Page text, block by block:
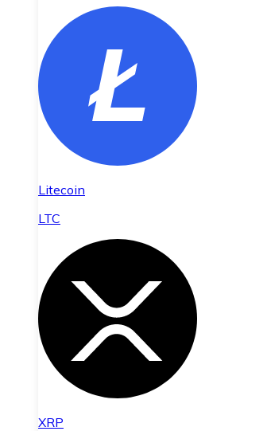
Litecoin
LTC
XRP